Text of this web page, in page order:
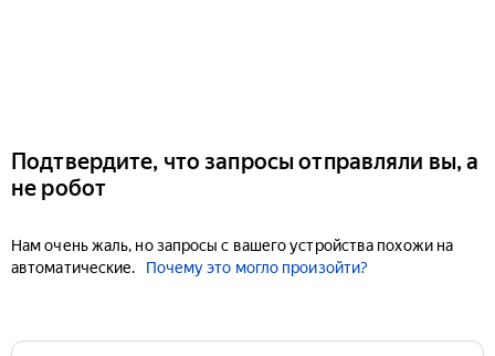
Подтвердите, что запросы отправляли вы, а
не робот
Нам очень жаль, но запросы с вашего устройства похожи на
автоматические.
Почему это могло произойти?